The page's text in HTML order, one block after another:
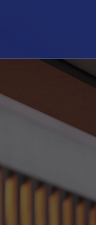
品牌介绍
工匠文化
铝合金门
景生活
五星安装
全球供应链
市场前景
品牌新闻